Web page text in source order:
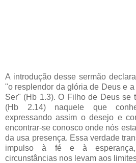
A introdução desse sermão
"o resplendor da glória de Deus e
Ser" (Hb 1.3). O Filho de Deus se
(Hb 2.14) naquele que
expressando assim o desejo e
encontrar-se conosco onde nós
da usa presença. Essa verdade
impulso à fé e à
circunstâncias nos levam aos